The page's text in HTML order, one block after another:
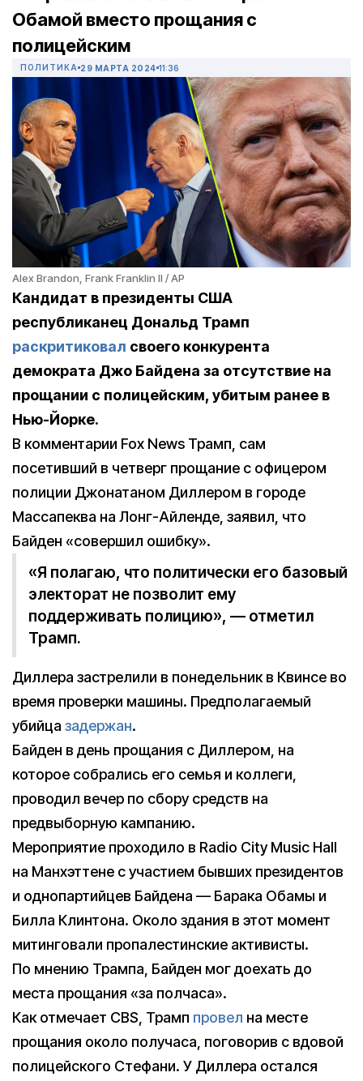
Обамой вместо прощания с
полицейским
ПОЛИТИКА 29 МАРТА 2024 11:36
Alex Brandon, Frank Franklin II / AP
Кандидат в президенты США
республиканец Дональд Трамп
раскритиковал своего конкурента
демократа Джо Байдена за отсутствие на
прощании с полицейским, убитым ранее в
Нью-Йорке.
В комментарии Fox News Трамп, сам
посетивший в четверг прощание с офицером
полиции Джонатаном Диллером в городе
Массапеква на Лонг-Айленде, заявил, что
Байден «совершил ошибку».
«Я полагаю, что политически его базовый
электорат не позволит ему
поддерживать полицию», — отметил
Трамп.
Диллера застрелили в понедельник в Квинсе во
время проверки машины. Предполагаемый
убийца задержан.
Байден в день прощания с Диллером, на
которое собрались его семья и коллеги,
проводил вечер по сбору средств на
предвыборную кампанию.
Мероприятие проходило в Radio City Music Hall
на Манхэттене с участием бывших президентов
и однопартийцев Байдена — Барака Обамы и
Билла Клинтона. Около здания в этот момент
митинговали пропалестинские активисты.
По мнению Трампа, Байден мог доехать до
места прощания «за полчаса».
Как отмечает CBS, Трамп провел на месте
прощания около получаса, поговорив с вдовой
полицейского Стефани. У Диллера остался